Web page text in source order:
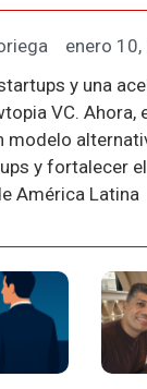
enero 10,
y una
VC. Ahora,
modelo
y fortalecer
América Latina